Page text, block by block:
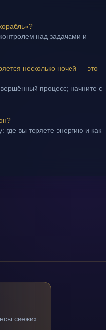
над задачами и
несколько ночей — это
процесс; начните с
где вы теряете энергию и как
свежих